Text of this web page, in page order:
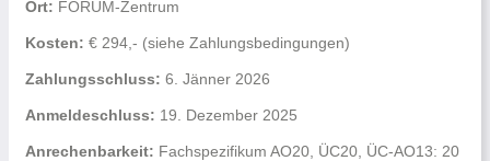
Ort: FORUM-Zentrum
Kosten: € 294,- (siehe Zahlungsbedingungen)
Zahlungsschluss: 6. Jänner 2026
Anmeldeschluss: 19. Dezember 2025
Anrechenbarkeit: Fachspezifikum AO20, ÜC20, ÜC-AO13: 20